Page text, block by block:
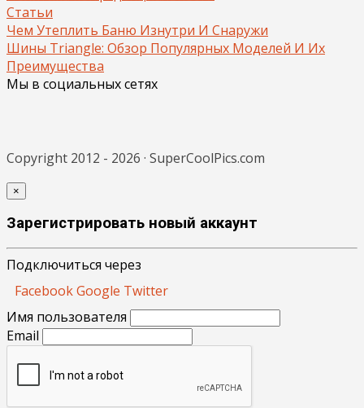
Статьи
Чем Утеплить Баню Изнутри И Снаружи
Шины Triangle: Обзор Популярных Моделей И Их
Преимущества
Мы в социальных сетях
Copyright 2012 - 2026 · SuperCoolPics.com
×
Зарегистрировать новый аккаунт
Подключиться через
FacebookGoogle Twitter
Имя пользователя
Email